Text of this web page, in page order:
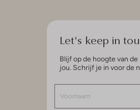
Let's keep in
Blijf op de hoogte van
jou. Schrijf je in voor de